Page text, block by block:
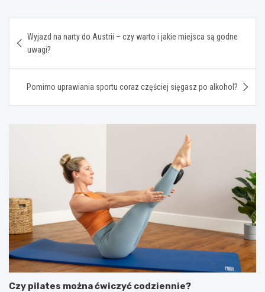
wpisu
Wyjazd na narty do Austrii – czy warto i jakie miejsca są godne
uwagi?
Pomimo uprawiania sportu coraz częściej sięgasz po alkohol?
Czy pilates można ćwiczyć codziennie?